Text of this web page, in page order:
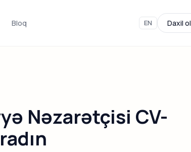
Bloq EN Daxil ol
Nəzarətçisi CV-